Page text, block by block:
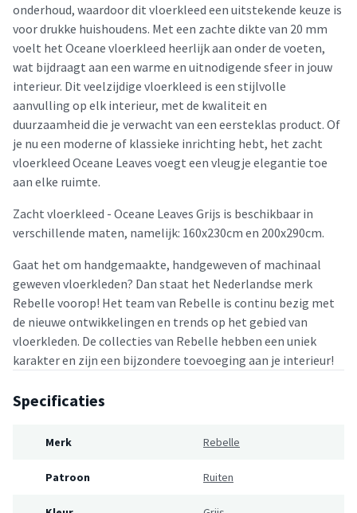
onderhoud, waardoor dit vloerkleed een uitstekende keuze is
voor drukke huishoudens. Met een zachte dikte van 20 mm
voelt het Oceane vloerkleed heerlijk aan onder de voeten,
wat bijdraagt aan een warme en uitnodigende sfeer in jouw
interieur. Dit veelzijdige vloerkleed is een stijlvolle
aanvulling op elk interieur, met de kwaliteit en
duurzaamheid die je verwacht van een eersteklas product. Of
je nu een moderne of klassieke inrichting hebt, het zacht
vloerkleed Oceane Leaves voegt een vleugje elegantie toe
aan elke ruimte.
Zacht vloerkleed - Oceane Leaves Grijs is beschikbaar in
verschillende maten, namelijk: 160x230cm en 200x290cm.
Gaat het om handgemaakte, handgeweven of machinaal
geweven vloerkleden? Dan staat het Nederlandse merk
Rebelle voorop! Het team van Rebelle is continu bezig met
de nieuwe ontwikkelingen en trends op het gebied van
vloerkleden. De collecties van Rebelle hebben een uniek
karakter en zijn een bijzondere toevoeging aan je interieur!
Specificaties
Merk Rebelle
Patroon Ruiten